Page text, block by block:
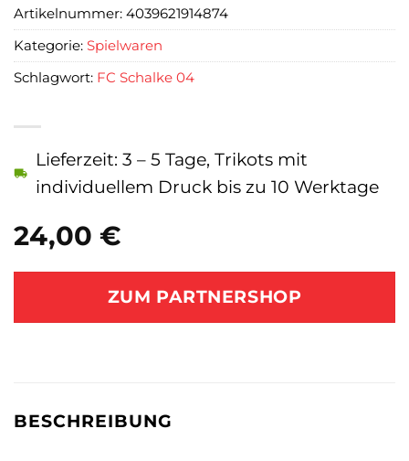
24,00 €
Lieferzeit: 3 – 5 Tage, Trikots mit
individuellem Druck bis zu 10 Werktage
ZUM PARTNERSHOP
Artikelnummer: 4039621914874
Kategorie: Spielwaren
Schlagwort: FC Schalke 04
BESCHREIBUNG